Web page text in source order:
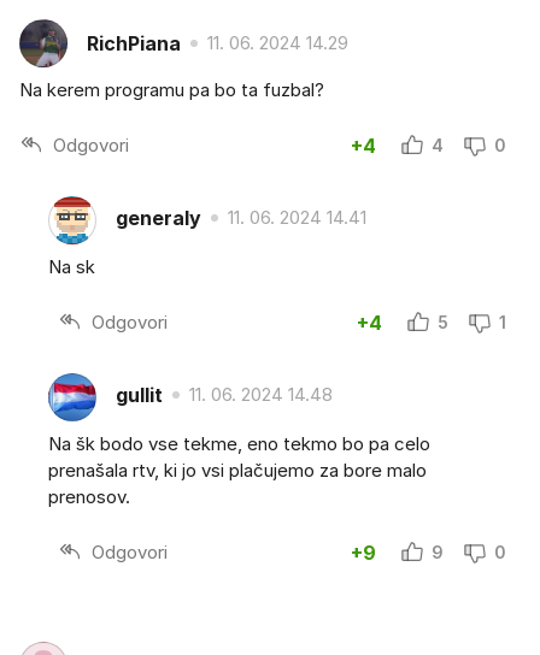
RichPiana 11. 06. 2024 14.29
Na kerem programu pa bo ta fuzbal?
Odgovori +4 4 0
generaly 11. 06. 2024 14.41
Na sk
Odgovori +4 5 1
gullit 11. 06. 2024 14.48
Na šk bodo vse tekme, eno tekmo bo pa celo
prenašala rtv, ki jo vsi plačujemo za bore malo
prenosov.
Odgovori +9 9 0